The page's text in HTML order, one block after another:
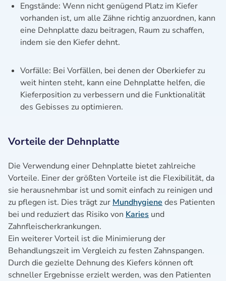
Engstände: Wenn nicht genügend Platz im Kiefer
vorhanden ist, um alle Zähne richtig anzuordnen, kann
eine Dehnplatte dazu beitragen, Raum zu schaffen,
indem sie den Kiefer dehnt.
Vorfälle: Bei Vorfällen, bei denen der Oberkiefer zu
weit hinten steht, kann eine Dehnplatte helfen, die
Kieferposition zu verbessern und die Funktionalität
des Gebisses zu optimieren.
Vorteile der Dehnplatte
Die Verwendung einer Dehnplatte bietet zahlreiche
Vorteile. Einer der größten Vorteile ist die Flexibilität, da
sie herausnehmbar ist und somit einfach zu reinigen und
zu pflegen ist. Dies trägt zur Mundhygiene des Patienten
bei und reduziert das Risiko von Karies und
Zahnfleischerkrankungen.
Ein weiterer Vorteil ist die Minimierung der
Behandlungszeit im Vergleich zu festen Zahnspangen.
Durch die gezielte Dehnung des Kiefers können oft
schneller Ergebnisse erzielt werden, was den Patienten